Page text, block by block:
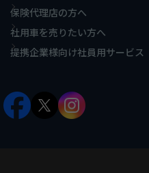
保険代理店の方へ
社用車を売りたい方へ
提携企業様向け社員用サービス